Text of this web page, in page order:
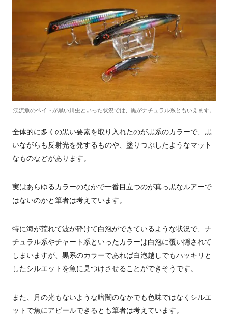
渓流魚のベイトが黒い川虫といった状況では、黒がナチュラル系ともいえます。
全体的に多くの黒い要素を取り入れたのが黒系のカラーで、黒
いながらも反射光を発するものや、塗りつぶしたようなマット
なものなどがあります。
実はあらゆるカラーのなかで一番目立つのが真っ黒なルアーで
はないのかと筆者は考えています。
特に海が荒れて波が砕けて白泡ができているような状況で、ナ
チュラル系やチャート系といったカラーは白泡に覆い隠されて
しまいますが、黒系のカラーであれば白泡越しでもハッキリと
したシルエットを魚に見つけさせることができそうです。
また、月の光もないような暗闇のなかでも色味ではなくシルエ
ットで魚にアピールできるとも筆者は考えています。